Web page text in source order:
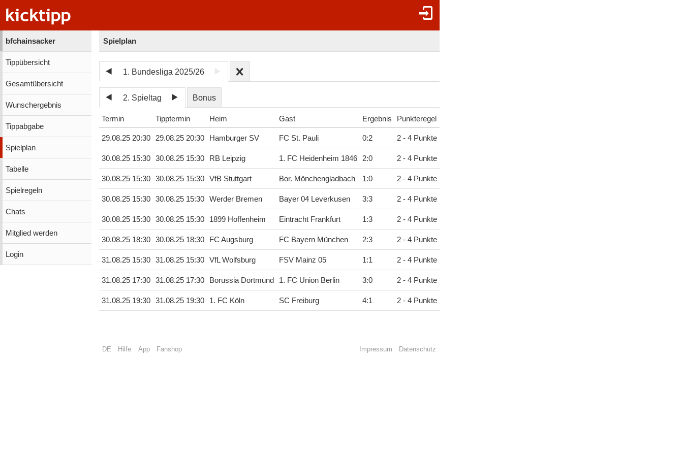
bfchainsacker
Tippübersicht
Gesamtübersicht
Wunschergebnis
Tippabgabe
Spielplan
Tabelle
Spielregeln
Chats
Mitglied werden
Login
Spielplan
1. Bundesliga 2025/26
2. Spieltag Bonus
Termin Tipptermin Heim Gast Ergebnis Punkteregel
29.08.25 20:30 29.08.25 20:30 Hamburger SV FC St. Pauli 0:2 2 - 4 Punkte
30.08.25 15:30 30.08.25 15:30 RB Leipzig 1. FC Heidenheim 1846 2:0 2 - 4 Punkte
30.08.25 15:30 30.08.25 15:30 VfB Stuttgart Bor. Mönchengladbach 1:0 2 - 4 Punkte
30.08.25 15:30 30.08.25 15:30 Werder Bremen Bayer 04 Leverkusen 3:3 2 - 4 Punkte
30.08.25 15:30 30.08.25 15:30 1899 Hoffenheim Eintracht Frankfurt 1:3 2 - 4 Punkte
30.08.25 18:30 30.08.25 18:30 FC Augsburg FC Bayern München 2:3 2 - 4 Punkte
31.08.25 15:30 31.08.25 15:30 VfL Wolfsburg FSV Mainz 05 1:1 2 - 4 Punkte
31.08.25 17:30 31.08.25 17:30 Borussia Dortmund 1. FC Union Berlin 3:0 2 - 4 Punkte
31.08.25 19:30 31.08.25 19:30 1. FC Köln SC Freiburg 4:1 2 - 4 Punkte
DE Hilfe App Fanshop Impressum Datenschutz